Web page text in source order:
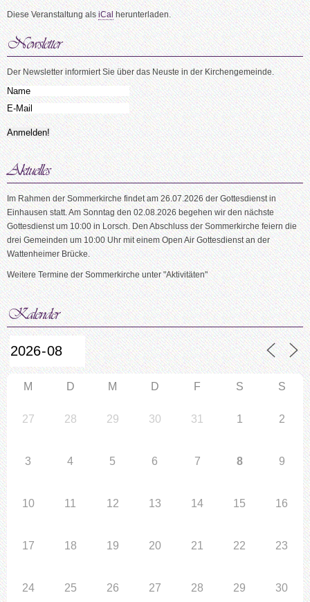
Diese Veranstaltung alsiCalherunterladen.
Der Newsletter informiert Sie über das Neuste in der Kirchengemeinde.
Im Rahmen der Sommerkirche findet am 26.07.2026 der Gottesdienst in
Einhausen statt. Am Sonntag den 02.08.2026 begehen wir den nächste
Gottesdienst um 10:00 in Lorsch. Den Abschluss der Sommerkirche feiern die
drei Gemeinden um 10:00 Uhr mit einem Open Air Gottesdienst an der
Wattenheimer Brücke.
Weitere Termine der Sommerkirche unter "Aktivitäten"
M D M D F S S
27 28 29 30 31 1 2
3 4 5 6 7 8 9
10 11 12 13 14 15 16
17 18 19 20 21 22 23
24 25 26 27 28 29 30